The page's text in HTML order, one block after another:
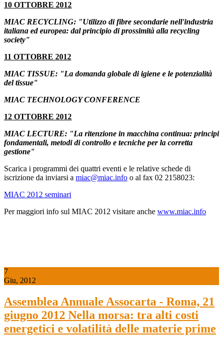
10 OTTOBRE 2012
MIAC RECYCLING: "Utilizzo di fibre secondarie nell'industria
italiana ed europea: dal principio di prossimità alla recycling
society"
11 OTTOBRE 2012
MIAC TISSUE: "La domanda globale di igiene e le potenzialità
del tissue"
MIAC TECHNOLOGY CONFERENCE
12 OTTOBRE 2012
MIAC LECTURE: "La ritenzione in macchina continua: principi
fondamentali, metodi di controllo e tecniche per la corretta
gestione"
Scarica i programmi dei quattri eventi e le relative schede di
iscrizione da inviarsi a miac@miac.info o al fax 02 2158023:
MIAC 2012 seminari
Per maggiori info sul MIAC 2012 visitare anche www.miac.info
7
Giu, 2012
Assemblea Annuale Assocarta - Roma, 21
giugno 2012 Nella morsa: tra alti costi
energetici e volatilità delle materie prime